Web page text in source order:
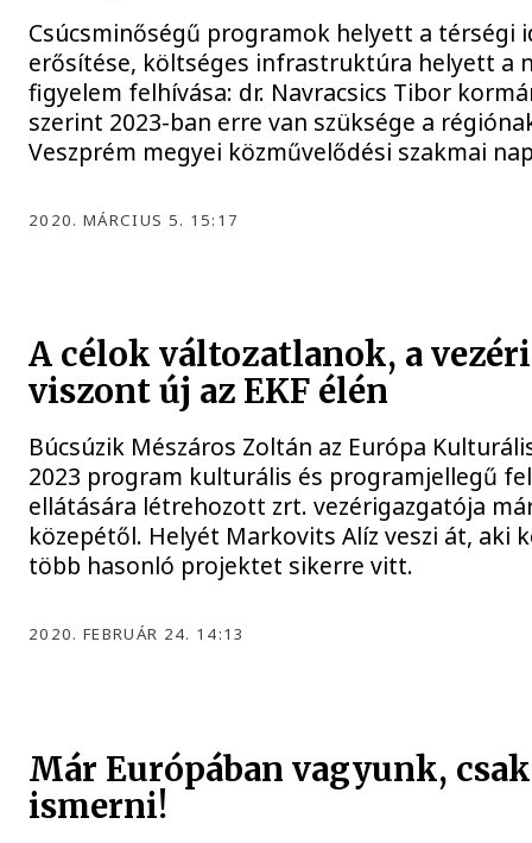
Csúcsminőségű programok helyett a térségi
erősítése, költséges infrastruktúra helyett a
figyelem felhívása: dr. Navracsics Tibor
szerint 2023-ban erre van szüksége a
Veszprém megyei közművelődési szakmai
2020. MÁRCIUS 5. 15:17
A célok változatlanok, a
viszont új az EKF élén
Búcsúzik Mészáros Zoltán az Európa
2023 program kulturális és programjellegű
ellátására létrehozott zrt. vezérigazgatója
közepétől. Helyét Markovits Alíz veszi át, aki
több hasonló projektet sikerre vitt.
2020. FEBRUÁR 24. 14:13
Már Európában vagyunk,
ismerni!